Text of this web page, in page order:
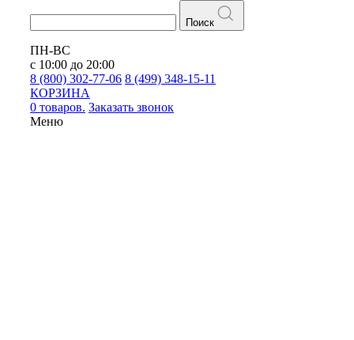
Поиск
ПН-ВС
с 10:00 до 20:00
8 (800) 302-77-06 8 (499) 348-15-11
КОРЗИНА
0 товаров. Заказать звонок
Меню